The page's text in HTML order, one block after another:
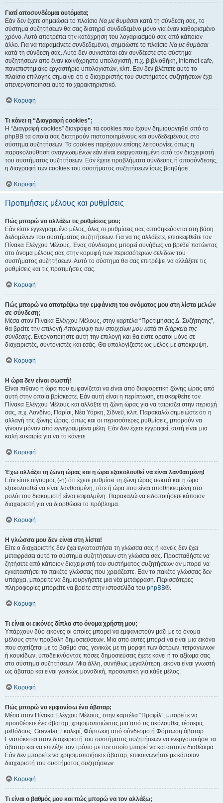
Γιατί αποσυνδέομαι αυτόματα;
Εάν δεν έχετε σημειώσει το πλαίσιο Να με θυμάσαι κατά τη σύνδεση σας, το
σύστημα συζητήσεων θα σας διατηρεί συνδεδεμένο μόνο για έναν καθορισμένο
χρόνο. Αυτό αποτρέπει την κατάχρηση του λογαριασμού σας από κάποιον
άλλο. Για να παραμείνετε συνδεδεμένοι, σημειώστε το πλαίσιο Να με θυμάσαι
κατά τη σύνδεση σας. Αυτό δεν συνιστάται εάν συνδέεστε στο σύστημα
συζητήσεων από έναν κοινόχρηστο υπολογιστή, π.χ. βιβλιοθήκη, internet cafe,
πανεπιστημιακό εργαστήριο υπολογιστών, κλπ. Εάν δεν βλέπετε αυτό το
πλαίσιο επιλογής σημαίνει ότι ο διαχειριστής του συστήματος συζητήσεων έχει
απενεργοποιήσει αυτό το χαρακτηριστικό.
Κορυφή
Τι κάνει η “Διαγραφή cookies”;
Η “Διαγραφή cookies” διαγράφει τα cookies που έχουν δημιουργηθεί από το
phpBB τα οποία σας διατηρούν πιστοποιημένους και συνδεδεμένους στο
σύστημα συζητήσεων. Τα cookies παρέχουν επίσης λειτουργίες όπως η
παρακολούθηση αναγνωσμένων εάν είναι ενεργοποιημένη από τον διαχειριστή
του συστήματος συζητήσεων. Εάν έχετε προβλήματα σύνδεσης ή αποσύνδεσης,
η διαγραφή των cookies του συστήματος συζητήσεων ίσως βοηθήσει.
Κορυφή
Προτιμήσεις μέλους και ρυθμίσεις
Πώς μπορώ να αλλάξω τις ρυθμίσεις μου;
Εάν είστε εγγεγραμμένο μέλος, όλες οι ρυθμίσεις σας αποθηκεύονται στη βάση
δεδομένων του συστήματος συζητήσεων. Για να τις αλλάξετε, επισκεφθείτε τον
Πίνακα Ελέγχου Μέλους. Ένας σύνδεσμος μπορεί συνήθως να βρεθεί πατώντας
στο όνομα μέλους σας στην κορυφή των περισσότερων σελίδων του
συστήματος συζητήσεων. Αυτό το σύστημα θα σας επιτρέψει να αλλάξετε τις
ρυθμίσεις και τις προτιμήσεις σας.
Κορυφή
Πώς μπορώ να αποτρέψω την εμφάνιση του ονόματος μου στη λίστα μελών
σε σύνδεση;
Μέσα στον Πίνακα Ελέγχου Μέλους, στην καρτέλα “Προτιμήσεις Δ. Συζήτησης”,
θα βρείτε την επιλογήΑπόκρυψη των στοιχείων μου κατά τη διάρκεια της
σύνδεσης. Ενεργοποιήστε αυτή την επιλογή και θα είστε ορατοί μόνο σε
διαχειριστές, συντονιστές και εσάς. Θα υπολογίζεστε ως μέλος με απόκρυψη.
Κορυφή
Η ώρα δεν είναι σωστή!
Είναι πιθανό η ώρα που εμφανίζεται να είναι από διαφορετική ζώνης ώρας από
αυτή στην οποία βρίσκεστε. Εάν αυτή είναι η περίπτωση, επισκεφθείτε τον
Πίνακα Ελέγχου Μέλους και αλλάξτε τη ζώνη ώρας για να ταιριάζει στην περιοχή
σας, π.χ. Λονδίνο, Παρίσι, Νέα Υόρκη, Σίδνεϋ, κλπ. Παρακαλώ σημειώστε ότι η
αλλαγή της ζώνης ώρας, όπως και οι περισσότερες ρυθμίσεις, μπορούν να
γίνουν μόνον από εγγεγραμμένα μέλη. Εάν δεν έχετε εγγραφεί, αυτή είναι μια
καλή ευκαιρία για να το κάνετε.
Κορυφή
Έχω αλλάξει τη ζώνη ώρας και η ώρα εξακολουθεί να είναι λανθασμένη!
Εάν είστε σίγουρος (-η) ότι έχετε ρυθμίσει τη ζώνη ώρας σωστά και η ώρα
εξακολουθεί να είναι λανθασμένη, τότε ή ώρα που είναι αποθηκευμένη στο
ρολόι του διακομιστή είναι εσφαλμένη. Παρακαλώ να ειδοποιήσετε κάποιον
διαχειριστή για να διορθώσει το πρόβλημα.
Κορυφή
Η γλώσσα μου δεν είναι στη λίστα!
Είτε ο διαχειριστής δεν έχει εγκαταστήσει τη γλώσσα σας ή κανείς δεν έχει
μεταφράσει αυτό το σύστημα συζητήσεων στη γλώσσα σας. Προσπαθήστε να
ζητήσετε από κάποιον διαχειριστή του συστήματος συζητήσεων αν μπορεί να
εγκαταστήσει το πακέτο γλώσσας που χρειάζεστε. Εάν το πακέτο γλώσσας δεν
υπάρχει, μπορείτε να δημιουργήσετε μια νέα μετάφραση. Περισσότερες
πληροφορίες μπορείτε να βρείτε στην ιστοσελίδα του phpBB®.
Κορυφή
Τι είναι οι εικόνες δίπλα στο όνομα χρήστη μου;
Υπάρχουν δύο εικόνες οι οποίες μπορεί να εμφανιστούν μαζί με το όνομα
μέλους στην προβολή δημοσιεύσεων. Μια από αυτές μπορεί να είναι μια εικόνα
που σχετίζεται με το βαθμό σας, γενικώς με τη μορφή των άστρων, τετραγώνων
ή κουκίδων, υποδεικνύοντας πόσες δημοσιεύσεις έχετε κάνει ή το αξίωμα σας
στο σύστημα συζητήσεων. Μια άλλη, συνήθως μεγαλύτερη, εικόνα είναι γνωστή
ως άβαταρ και είναι γενικώς μοναδική, προσωπική για κάθε μέλος.
Κορυφή
Πώς μπορώ να εμφανίσω ένα άβαταρ;
Μέσα στον Πίνακα Ελέγχου Μέλους, στην καρτέλα “Προφίλ”, μπορείτε να
προσθέσετε ένα άβαταρ, χρησιμοποιώντας μια από τις ακόλουθες τέσσερις
μεθόδους: Gravatar, Γκαλερί, Φόρτωση από σύνδεσμο ή Φόρτωση άβαταρ.
Εναπόκειται στον διαχειριστή του συστήματος συζητήσεων να ενεργοποιήσει τα
άβαταρ και να επιλέξει τον τρόπο με τον οποίο μπορεί να καταστούν διαθέσιμα.
Εάν δεν μπορείτε να χρησιμοποιήσετε άβαταρ, επικοινωνήστε με κάποιον
διαχειριστή του συστήματος συζητήσεων.
Κορυφή
Τι είναι ο βαθμός μου και πώς μπορώ να τον αλλάξω;